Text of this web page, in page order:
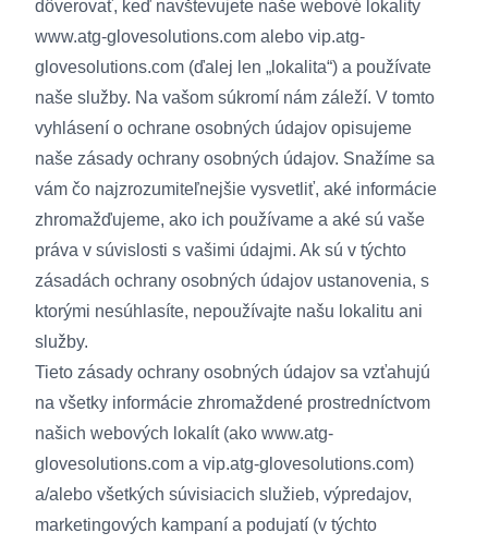
dôverovať, keď navštevujete naše webové lokality
www.atg-glovesolutions.com alebo vip.atg-
glovesolutions.com (ďalej len „lokalita“) a používate
naše služby. Na vašom súkromí nám záleží. V tomto
vyhlásení o ochrane osobných údajov opisujeme
naše zásady ochrany osobných údajov. Snažíme sa
vám čo najzrozumiteľnejšie vysvetliť, aké informácie
zhromažďujeme, ako ich používame a aké sú vaše
práva v súvislosti s vašimi údajmi. Ak sú v týchto
zásadách ochrany osobných údajov ustanovenia, s
ktorými nesúhlasíte, nepoužívajte našu lokalitu ani
služby.
Tieto zásady ochrany osobných údajov sa vzťahujú
na všetky informácie zhromaždené prostredníctvom
našich webových lokalít (ako www.atg-
glovesolutions.com a vip.atg-glovesolutions.com)
a/alebo všetkých súvisiacich služieb, výpredajov,
marketingových kampaní a podujatí (v týchto